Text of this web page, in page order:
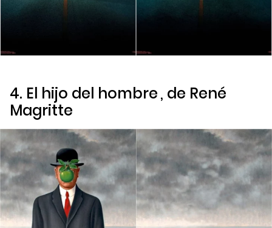
4. El hijo del hombre, de René
Magritte